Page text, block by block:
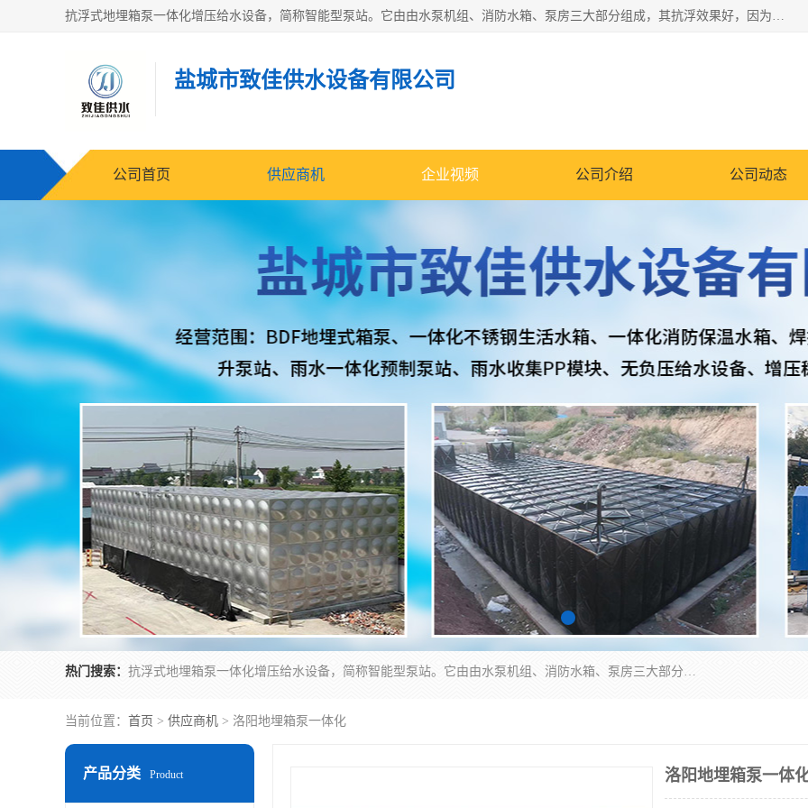
抗浮式地埋箱泵一体化增压给水设备，简称智能型泵站。它由由水泵机组、消防水箱、泵房三大部分组成，其抗浮效果好，因为设计时通过将底板与箱体联在一起，箱体重量抵消了地下水浮力。系统维护好，内部拉筋、泵站、管道，喷淋等各部运行正堂，无一损坏；结构更牢固。
盐城市致佳供水设备有限公司
公司首页 供应商机 企业视频 公司介绍 公司动态
热门搜索： 抗浮式地埋箱泵一体化增压给水设备，简称智能型泵站。它由由水泵机组、消防水箱、泵房三大部分组成，其抗浮效果好，因为设计时通过将底板与箱体联在一起，箱体重量抵消了地下水浮力。系统维护好，内部拉筋、泵站、管道，喷淋等各部运行正堂，无一损坏；结构更牢固。
当前位置： 首页 > 供应商机 > 洛阳地埋箱泵一体化
产品分类 Product 洛阳地埋箱泵一体